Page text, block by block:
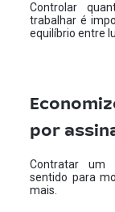
Controlar
trabalhar é
equilíbrio entre
por
Contratar um
sentido para
mais.